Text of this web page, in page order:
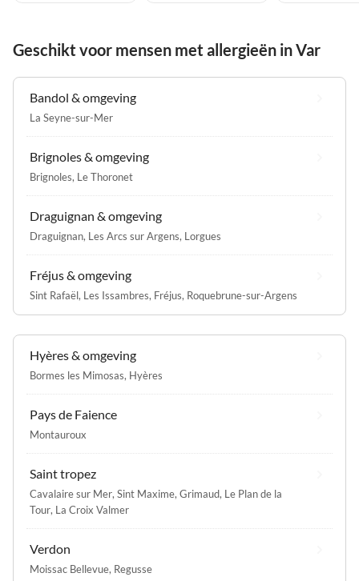
Geschikt voor mensen met allergieën in Var
Bandol & omgeving
La Seyne-sur-Mer
Brignoles & omgeving
Brignoles, Le Thoronet
Draguignan & omgeving
Draguignan, Les Arcs sur Argens, Lorgues
Fréjus & omgeving
Sint Rafaël, Les Issambres, Fréjus, Roquebrune-sur-Argens
Hyères & omgeving
Bormes les Mimosas, Hyères
Pays de Faience
Montauroux
Saint tropez
Cavalaire sur Mer, Sint Maxime, Grimaud, Le Plan de la
Tour, La Croix Valmer
Verdon
Moissac Bellevue, Regusse